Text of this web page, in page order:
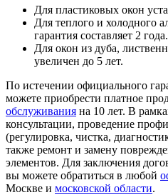
Для пластиковых окон
Для теплого и холодного
гарантия составляет 2 года.
Для окон из дуба,
увеличен до 5 лет.
По истечении официального
можете приобрести платное
обслуживания на 10 лет. В
консультации, проведение
(регулировка, чистка,
также ремонт и замену
элементов. Для заключения
вы можете обратиться в любой
Москве и московской области.